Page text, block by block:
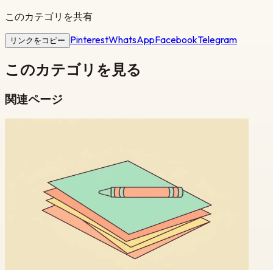
このカテゴリを共有
リンクをコピー PinterestWhatsAppFacebookTelegram
このカテゴリを見る
関連ページ